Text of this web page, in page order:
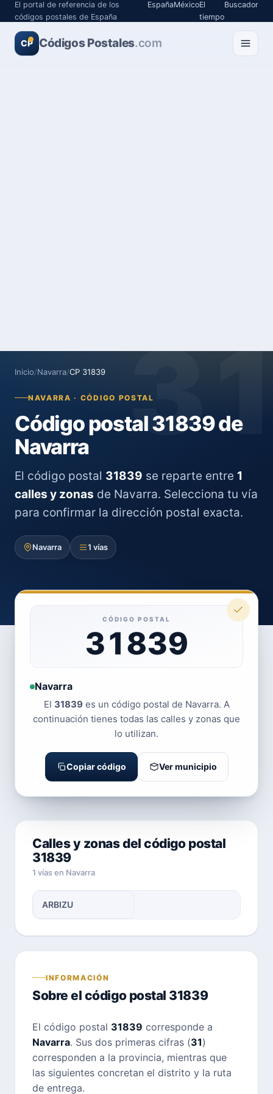
El portal de referencia de los
códigos postales de España
EspañaMéxicoEl
tiempo
Buscador
CP Códigos Postales.com
Inicio/Navarra/CP 31839
NAVARRA · CÓDIGO POSTAL
Código postal 31839 de
Navarra
El código postal 31839 se reparte entre 1
calles y zonas de Navarra. Selecciona tu vía
para confirmar la dirección postal exacta.
Navarra 1 vías
CÓDIGO POSTAL
31839
Navarra
El 31839 es un código postal de Navarra. A
continuación tienes todas las calles y zonas que
lo utilizan.
Copiar código Ver municipio
Calles y zonas del código postal
31839
1 vías en Navarra
ARBIZU
INFORMACIÓN
Sobre el código postal 31839
El código postal 31839 corresponde a
Navarra. Sus dos primeras cifras (31)
corresponden a la provincia, mientras que
las siguientes concretan el distrito y la ruta
de entrega.